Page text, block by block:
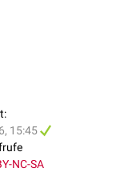
15:45
NC-SA